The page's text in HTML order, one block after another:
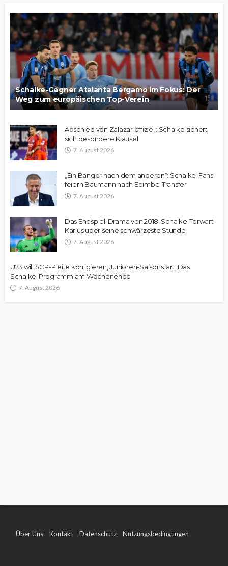
Schalke-Gegner Atalanta Bergamo im Fokus: Der
Weg zum europäischen Top-Verein
Abschied von Zalazar offiziell: Schalke sichert
sich besondere Klausel
7. August 2026
„Ein Banger nach dem anderen“: Schalke-Fans
feiern Baumann nach Ebimbe-Transfer
7. August 2026
Das Endspiel-Drama von 2018: Schalke-Torwart
Karius über seine schwärzeste Stunde
7. August 2026
U23 will SCP-Pleite korrigieren, Junioren-Saisonstart: Das
Schalke-Programm am Wochenende
7. August 2026
Über Uns Kontakt Datenschutz Nutzungsbedingungen